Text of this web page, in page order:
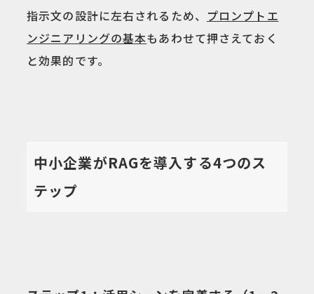
指示文の設計に左右されるため、 プロンプトエ
ンジニアリングの基本もあわせて押さえておく
と効果的です。
中小企業がRAGを導入する4つのス
テップ